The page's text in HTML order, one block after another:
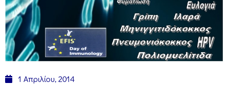
1 Απριλίου, 2014